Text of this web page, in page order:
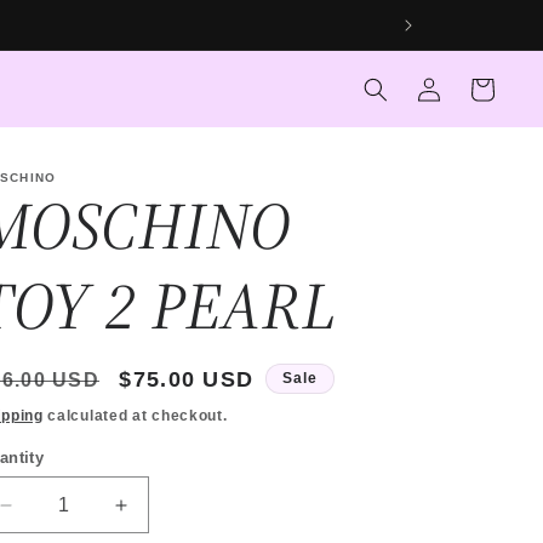
in
Cart
2 PEARL
USD
Sale
price
$75.00 USD Sale
calculated at checkout.
Decrease
Increase